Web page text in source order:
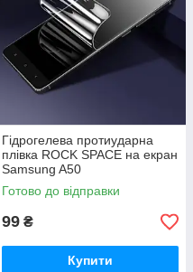
Гідрогелева протиударна
плівка ROCK SPACE на екран
Samsung A50
Готово до відправки
99 ₴
Купити